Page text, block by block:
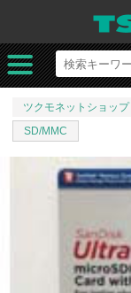
ツクモネットショップ
SD/MMC